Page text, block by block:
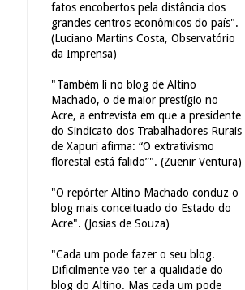
fatos encobertos pela distância dos
grandes centros econômicos do país".
(Luciano Martins Costa, Observatório
da Imprensa)
"Também li no blog de Altino
Machado, o de maior prestígio no
Acre, a entrevista em que a presidente
do Sindicato dos Trabalhadores Rurais
de Xapuri afirma: “O extrativismo
florestal está falido”". (Zuenir Ventura)
"O repórter Altino Machado conduz o
blog mais conceituado do Estado do
Acre". (Josias de Souza)
"Cada um pode fazer o seu blog.
Dificilmente vão ter a qualidade do
blog do Altino. Mas cada um pode